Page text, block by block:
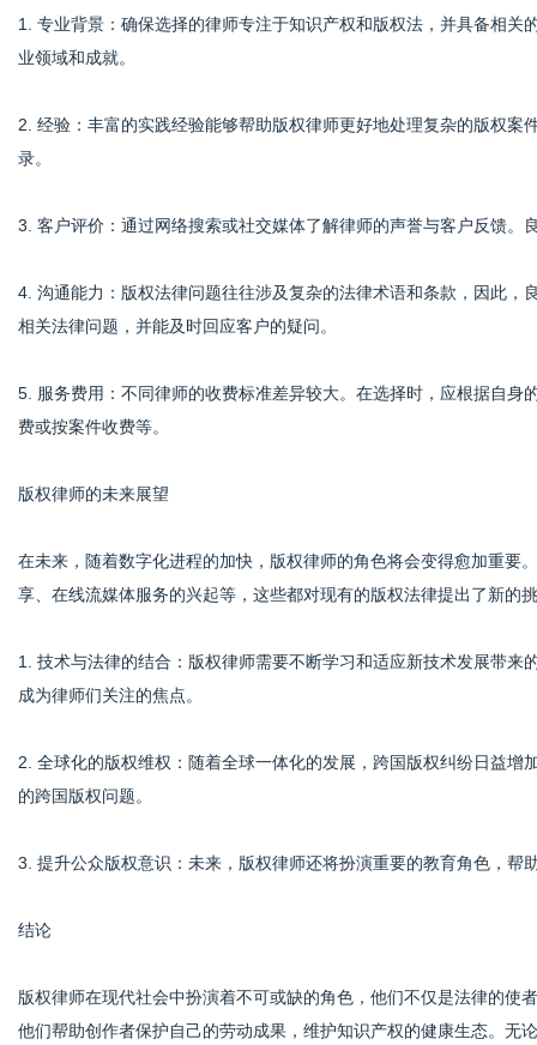
1. 专业背景：确保选择的律师专注于知识产权和版权法，并具备相
业领域和成就。
2. 经验：丰富的实践经验能够帮助版权律师更好地处理复杂的版权
录。
3. 客户评价：通过网络搜索或社交媒体了解律师的声誉与客户反馈。
4. 沟通能力：版权法律问题往往涉及复杂的法律术语和条款，因此
相关法律问题，并能及时回应客户的疑问。
5. 服务费用：不同律师的收费标准差异较大。在选择时，应根据自
费或按案件收费等。
版权律师的未来展望
在未来，随着数字化进程的加快，版权律师的角色将会变得愈加重要
享、在线流媒体服务的兴起等，这些都对现有的版权法律提出了新的
1. 技术与法律的结合：版权律师需要不断学习和适应新技术发展带
成为律师们关注的焦点。
2. 全球化的版权维权：随着全球一体化的发展，跨国版权纠纷日益
的跨国版权问题。
3. 提升公众版权意识：未来，版权律师还将扮演重要的教育角色，帮
结论
版权律师在现代社会中扮演着不可或缺的角色，他们不仅是法律的使
他们帮助创作者保护自己的劳动成果，维护知识产权的健康生态。无